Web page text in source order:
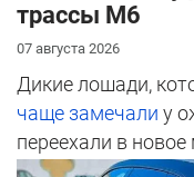
трассы М6
07 августа 2026
Дикие лошади,
чаще замечали у
переехали в новое